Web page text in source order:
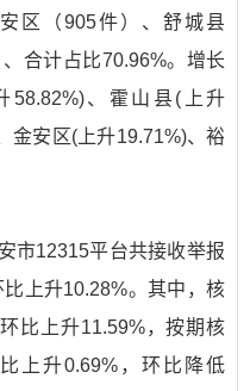
区（905件）、舒城县
合计占比70.96%。增长
、霍山县(上升
金安区(上升19.71%)、裕
市12315平台共接收举报
上升10.28%。其中，核
比上升11.59%，按期核
上升0.69%，环比降低